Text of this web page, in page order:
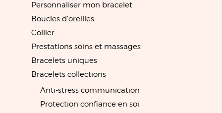
Personnaliser mon bracelet
Boucles d'oreilles
Collier
Prestations soins et massages
Bracelets uniques
Bracelets collections
Anti-stress communication
Protection confiance en soi